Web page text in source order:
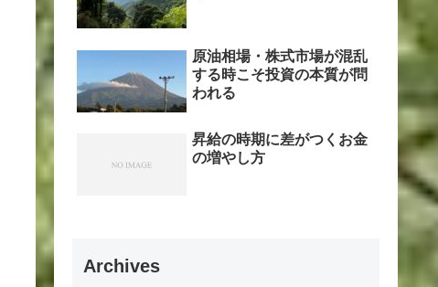
原油相場・株式市場が混乱
する時こそ投資の本質が問
われる
昇給の時期に差がつくお金
の増やし方
Archives